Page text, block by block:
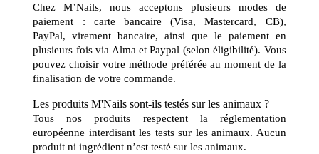
Chez M’Nails, nous acceptons plusieurs modes de
paiement : carte bancaire (Visa, Mastercard, CB),
PayPal, virement bancaire, ainsi que le paiement en
plusieurs fois via Alma et Paypal (selon éligibilité). Vous
pouvez choisir votre méthode préférée au moment de la
finalisation de votre commande.
Les produits M'Nails sont-ils testés sur les animaux ?
Tous nos produits respectent la réglementation
européenne interdisant les tests sur les animaux. Aucun
produit ni ingrédient n’est testé sur les animaux.